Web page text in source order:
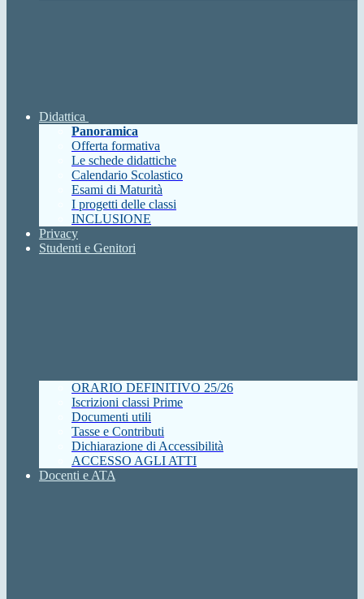
Didattica
Panoramica
Offerta formativa
Le schede didattiche
Calendario Scolastico
Esami di Maturità
I progetti delle classi
INCLUSIONE
Privacy
Studenti e Genitori
ORARIO DEFINITIVO 25/26
Iscrizioni classi Prime
Documenti utili
Tasse e Contributi
Dichiarazione di Accessibilità
ACCESSO AGLI ATTI
Docenti e ATA